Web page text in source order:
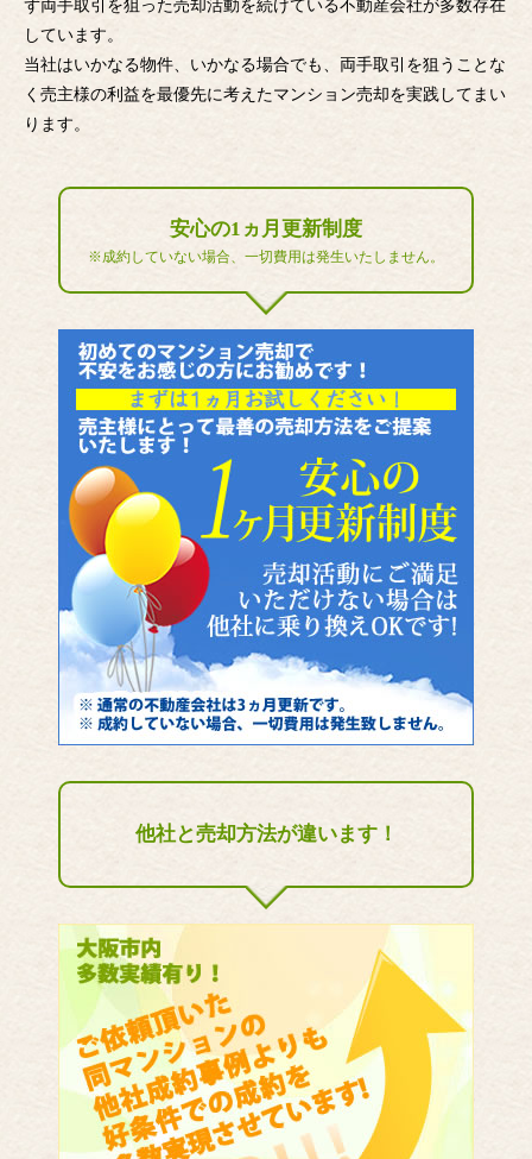
ず両手取引を狙った売却活動を続けている不動産会社が多数存在
しています。
当社はいかなる物件、いかなる場合でも、両手取引を狙うことな
く売主様の利益を最優先に考えたマンション売却を実践してまい
ります。
安心の1ヵ月更新制度
※成約していない場合、一切費用は発生いたしません。
他社と売却方法が違います！